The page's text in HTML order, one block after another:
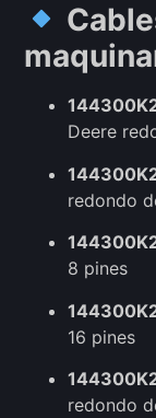
Deere
redondo
8 pines
16 pines
redondo